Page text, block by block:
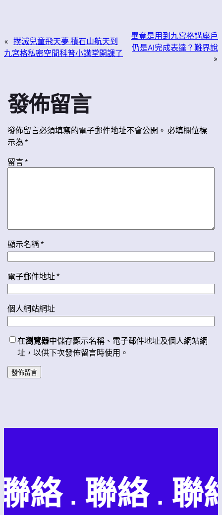
« 撲滅兒童飛天夢 積石山航天到
九宮格私密空間科普小講堂開課了
畢竟是用到九宮格講座戶
仍是AI完成表達？難界說
»
發佈留言
發佈留言必須填寫的電子郵件地址不會公開。 必填欄位標
示為*
留言*
顯示名稱*
電子郵件地址*
個人網站網址
在瀏覽器中儲存顯示名稱、電子郵件地址及個人網站網
址，以供下次發佈留言時使用。
絡 . 聯絡 . 聯